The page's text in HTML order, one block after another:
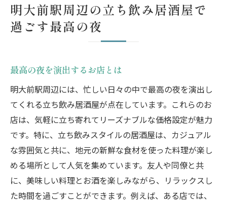
明大前駅周辺の立ち飲み居酒屋で
過ごす最高の夜
最高の夜を演出するお店とは
明大前駅周辺には、忙しい日々の中で最高の夜を演出し
てくれる立ち飲み居酒屋が点在しています。これらのお
店は、気軽に立ち寄れてリーズナブルな価格設定が魅力
です。特に、立ち飲みスタイルの居酒屋は、カジュアル
な雰囲気と共に、地元の新鮮な食材を使った料理が楽し
める場所として人気を集めています。友人や同僚と共
に、美味しい料理とお酒を楽しみながら、リラックスし
た時間を過ごすことができます。例えば、ある店では、